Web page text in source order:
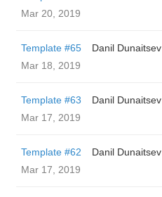
Mar 20, 2019
Template #65
Danil Dunaitsev
Mar 18, 2019
Template #63
Danil Dunaitsev
Mar 17, 2019
Template #62
Danil Dunaitsev
Mar 17, 2019